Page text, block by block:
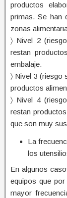
productos
primas. Se han
zonas
〉 Nivel 2
restan
embalaje.
〉 Nivel 3
productos
〉 Nivel 4
restan
que son muy
La
los
En algunos
equipos que
mayor